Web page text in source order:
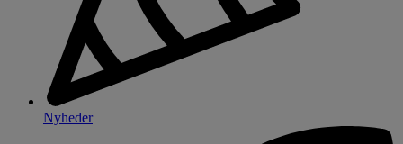
Nyheder